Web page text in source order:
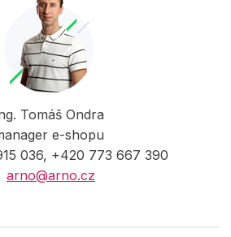
Tomáš Ondra
e-shopu
036, +420 773 667 390
arno@arno.cz